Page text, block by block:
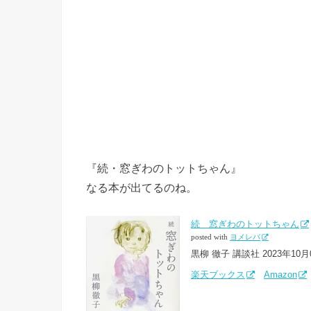
『続・窓ぎわのトットちゃん』
なる本が出てるのね。
続 窓ぎわのトットちゃん
posted with ヨメレバ
黒柳 徹子 講談社 2023年10
楽天ブックス
Amazon